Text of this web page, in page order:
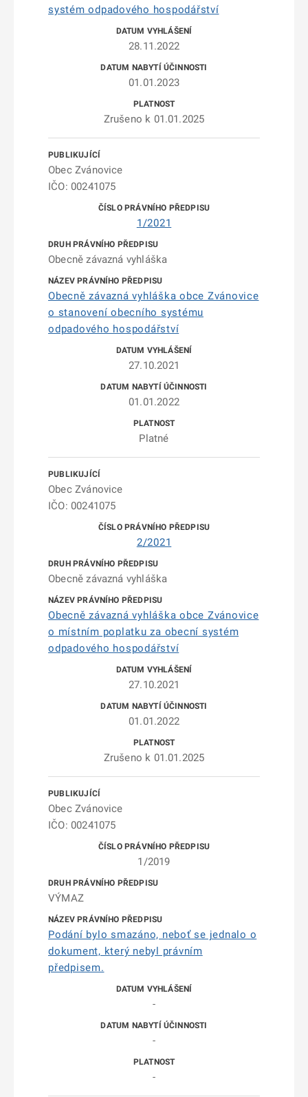
systém odpadového hospodářství
28.11.2022
01.01.2023
Zrušeno k 01.01.2025
Obec Zvánovice
IČO: 00241075
1/2021
Obecně závazná vyhláška
Obecně závazná vyhláška obce Zvánovice
o stanovení obecního systému
odpadového hospodářství
27.10.2021
01.01.2022
Platné
Obec Zvánovice
IČO: 00241075
2/2021
Obecně závazná vyhláška
Obecně závazná vyhláška obce Zvánovice
o místním poplatku za obecní systém
odpadového hospodářství
27.10.2021
01.01.2022
Zrušeno k 01.01.2025
Obec Zvánovice
IČO: 00241075
1/2019
VÝMAZ
Podání bylo smazáno, neboť se jednalo o
dokument, který nebyl právním
předpisem.
-
-
-